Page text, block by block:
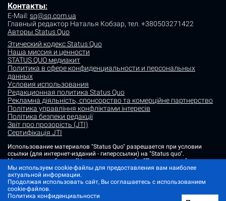
Контакты:
E-Mail: sq@sq.com.ua
Главный редактор Наталья Кобзар, тел. +380503271422
Авторы Status Quo
Этический кодекс Status Quo
Наша миссия и ценности
STATUS QUO медиакит
Политика в сфере конфиденциальности и персональных
данных
Условия использования
Редакционная политика Status Quo
Рекламна діяльність, спонсорство та комерційне партнерство
Політика управління конфліктами інтересів
Політика безпеки редакції
Звіт про прозорість (JTI)
Сертифікація JTI
Использование материалов "Status Quo" разрешается при условии
ссылки (для интернет-изданий - гиперссылки) на "Status quo".
Материалы в рубриках "Новости партнеров" и "Пресс-релизы"
размещаются на правах рекламы или в рамках некоммерческого
партнерства.
Изображения, содержащие метку "Status Quo" или не содержащие
информации об источнике фото, являются иллюстративными либо
Мы используем cookie-файлы для предоставления вам наиболее
актуальной информации.
Продолжая использовать сайт, Вы соглашаетесь с использованием
cookie-файлов.
Политика конфиденциальности